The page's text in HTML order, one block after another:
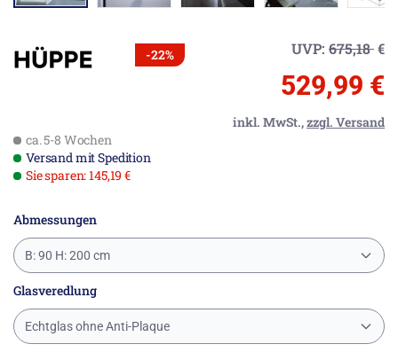
-22% UVP: 675,18€
529,99 €
inkl. MwSt.,zzgl. Versand
ca. 5-8 Wochen
Versand mit Spedition
Sie sparen: 145,19 €
Abmessungen
B: 90 H: 200 cm
Glasveredlung
Echtglas ohne Anti-Plaque